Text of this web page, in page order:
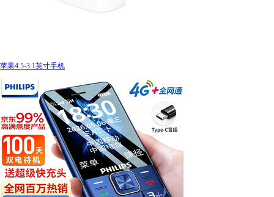
苹果4.5-3.1英寸手机